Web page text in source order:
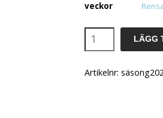
veckor
Säsongslåda
mängd
LÄGG
Artikelnr: